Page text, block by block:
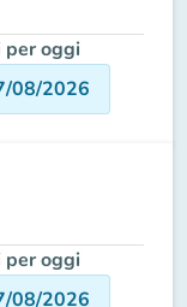
per oggi
08/2026
per oggi
08/2026